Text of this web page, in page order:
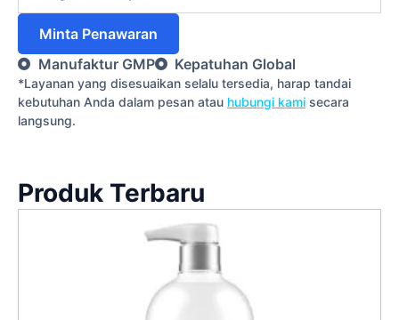
Minta Penawaran
Manufaktur GMP
Kepatuhan Global
*Layanan yang disesuaikan selalu tersedia, harap tandai
kebutuhan Anda dalam pesan atau hubungi kami secara
langsung.
Produk Terbaru